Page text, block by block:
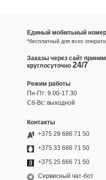
Единый мобильный
*бесплатный для всех
Заказы через сайт
круглосуточно24/7
Режим работы
Пн-Пт: 9.00-17.30
Сб-Вс: выходной
Контакты
+375 29 686 71 50
+375 33 686 71 50
+375 25 666 71 50
Сервисный чат-бот